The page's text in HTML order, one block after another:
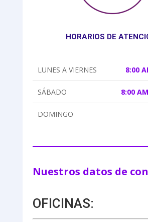
HORARIOS DE
LUNES A VIERNES 8:00
SÁBADO 8:00
DOMINGO
Nuestros datos de
OFICINAS: